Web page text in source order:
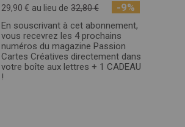
29,90 € au lieu de 32,80 € -9%
En souscrivant à cet abonnement,
vous recevrez les 4 prochains
numéros du magazine Passion
Cartes Créatives directement dans
votre boîte aux lettres + 1 CADEAU
!